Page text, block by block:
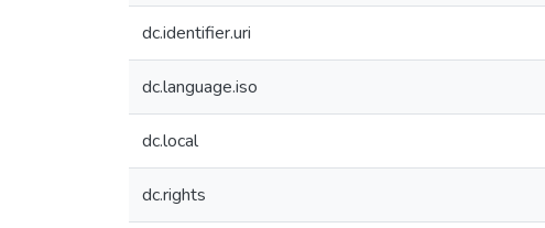
dc.identifier.uri
dc.language.iso
dc.local
dc.rights